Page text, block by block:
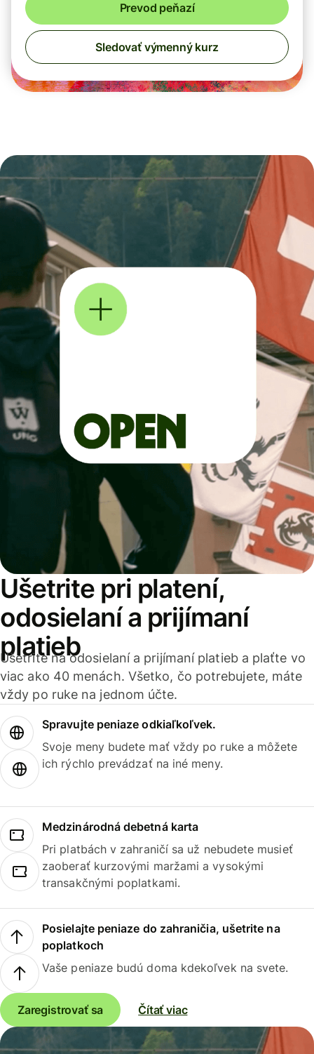
Prevod peňazí
Sledovať výmenný kurz
Ušetrite pri platení,
odosielaní a prijímaní
platieb
Ušetrite na odosielaní a prijímaní platieb a plaťte vo
viac ako 40 menách. Všetko, čo potrebujete, máte
vždy po ruke na jednom účte.
Spravujte peniaze odkiaľkoľvek.
Svoje meny budete mať vždy po ruke a môžete
ich rýchlo prevádzať na iné meny.
Medzinárodná debetná karta
Pri platbách v zahraničí sa už nebudete musieť
zaoberať kurzovými maržami a vysokými
transakčnými poplatkami.
Posielajte peniaze do zahraničia, ušetrite na
poplatkoch
Vaše peniaze budú doma kdekoľvek na svete.
Zaregistrovať sa Čítať viac